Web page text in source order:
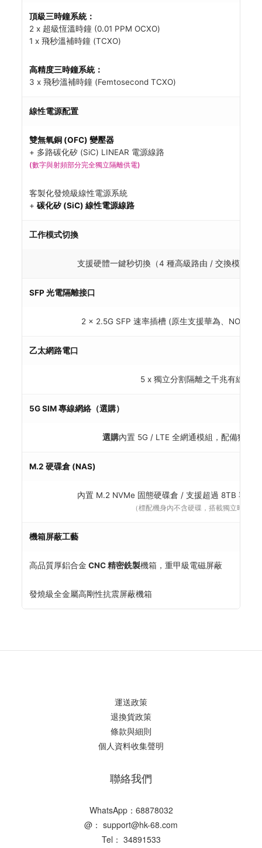
頂級三時鐘系統：
2 x 超級恆溫時鐘 (0.01 PPM OCXO)
1 x 飛秒溫補時鐘 (TCXO)
高精度三時鐘系統：
3 x 飛秒溫補時鐘 (Femtosecond TCXO)
線性電源配置
雙無氧銅 (OFC) 變壓器
+ 多路碳化矽 (SiC) LINEAR 電源線路
(數字與射頻部分完全獨立隔離供電)
客製化發燒級線性電源系統
+ 碳化矽 (SiC) 線性電源線路
工作模式切換
支援硬體一鍵秒切換（4 種高級路由 / 交換模式組
SFP 光電隔離接口
2 x 2.5G SFP 速率插槽 (原生支援華為、NOKIA
乙太網路電口
5 x 獨立分割隔離之千兆有線
5G SIM 專線網絡（選購）
選購內置 5G / LTE 全網通模組，配備獨立
M.2 硬碟倉 (NAS)
內置 M.2 NVMe 固態硬碟倉 / 支援超過 8TB 容量
（標配機身內不含硬碟，搭載獨立時鐘與
機箱屏蔽工藝
高品質厚鋁合金 CNC 精密銑製機箱，重甲級電磁屏蔽
發燒級全金屬高剛性抗震屏蔽機箱
運送政策
退換貨政策
條款與細則
個人資料收集聲明
聯絡我們
WhatsApp：68878032
@： support@hk-68.com
Tel： 34891533